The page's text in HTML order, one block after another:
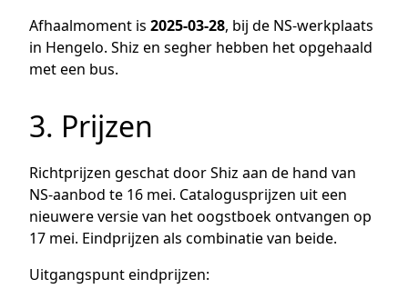
Afhaalmoment is 2025-03-28, bij de NS-werkplaats
in Hengelo. Shiz en segher hebben het opgehaald
met een bus.
3. Prijzen
Richtprijzen geschat door Shiz aan de hand van
NS-aanbod te 16 mei. Catalogusprijzen uit een
nieuwere versie van het oogstboek ontvangen op
17 mei. Eindprijzen als combinatie van beide.
Uitgangspunt eindprijzen: